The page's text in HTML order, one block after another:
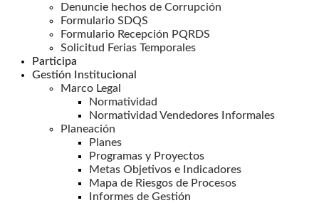
Denuncie hechos de Corrupción
Formulario SDQS
Formulario Recepción PQRDS
Solicitud Ferias Temporales
Participa
Gestión Institucional
Marco Legal
Normatividad
Normatividad Vendedores Informales
Planeación
Planes
Programas y Proyectos
Metas Objetivos e Indicadores
Mapa de Riesgos de Procesos
Informes de Gestión